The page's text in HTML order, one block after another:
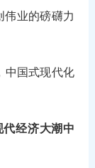
伟业的磅礴力
中国式现代化
经济大潮中